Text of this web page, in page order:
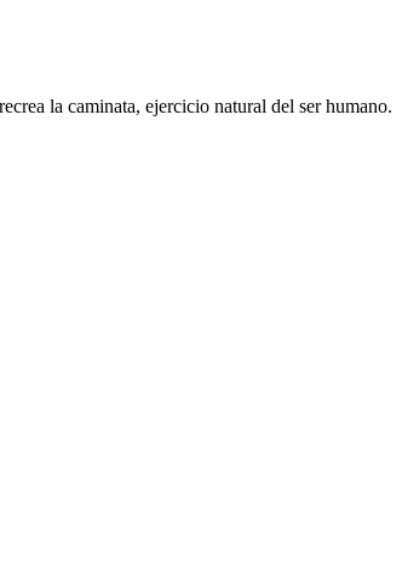
la caminata, ejercicio natural del ser humano.